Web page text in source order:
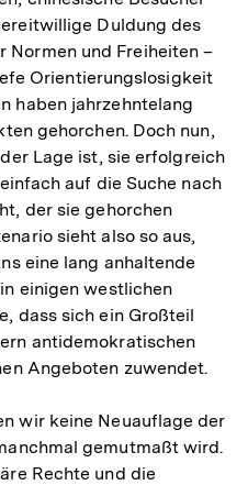
Duldung des
Normen und Freiheiten –
Orientierungslosigkeit
haben jahrzehntelang
gehorchen. Doch nun,
Lage ist, sie erfolgreich
auf die Suche nach
der sie gehorchen
sieht also so aus,
eine lang anhaltende
einigen westlichen
dass sich ein Großteil
antidemokratischen
Angeboten zuwendet.
wir keine Neuauflage der
gemutmaßt wird.
Rechte und die